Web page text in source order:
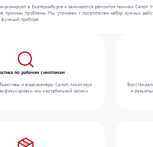
в Екатеринбурге и занимаются ремонтом техники
причины проблемы. Мы уточняем с посетителем набор нужных
прибора.
по рабочим симптомам
и видеокамеры Canon, локализуя
или нестабильной записи.
и